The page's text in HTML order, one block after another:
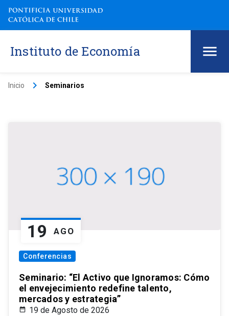
Instituto de Economía
Inicio keyboard_arrow_right Seminarios
19 AGO
Conferencias
Seminario: “El Activo que Ignoramos: Cómo
el envejecimiento redefine talento,
mercados y estrategia”
19 de Agosto de 2026